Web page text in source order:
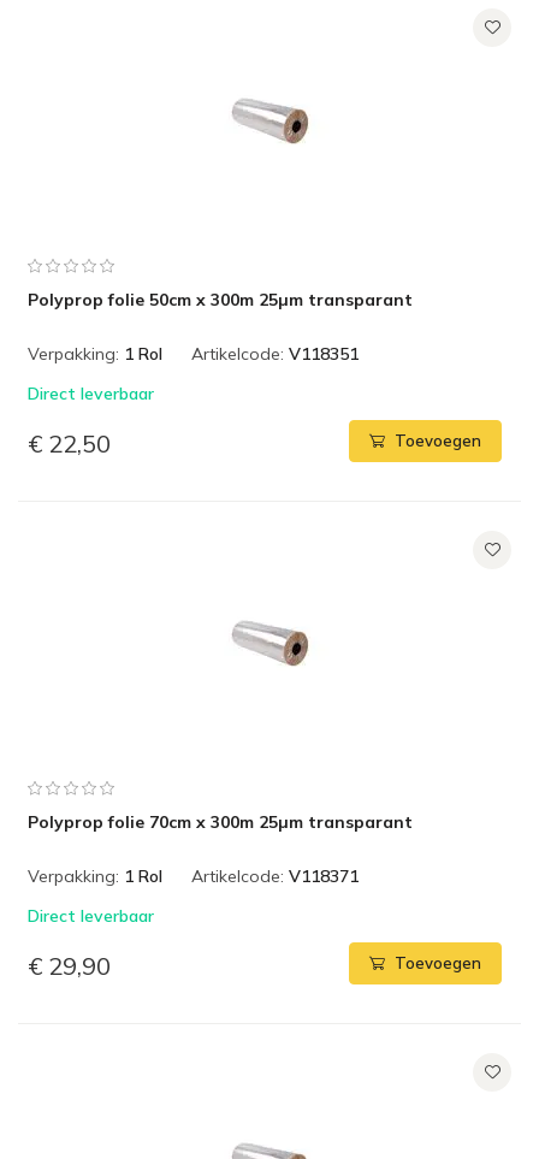
Polyprop folie 50cm x 300m 25µm transparant
Verpakking: 1 Rol Artikelcode: V118351
Direct leverbaar
€ 22,50 Toevoegen
Polyprop folie 70cm x 300m 25µm transparant
Verpakking: 1 Rol Artikelcode: V118371
Direct leverbaar
€ 29,90 Toevoegen